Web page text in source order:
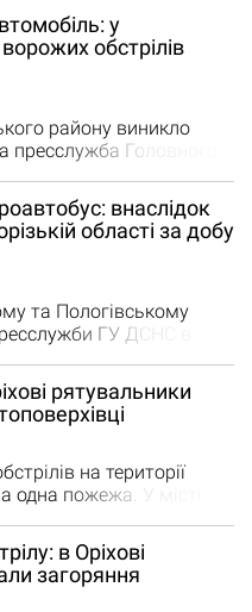
дістали поранень. У
наслідки
За першою адресою
приватного
у
обстрілів
району виникло
Головного
наслідки
однією з адрес
площею 80 кв. м. За
на площі 4 кв. м,
внаслідок
області за добу
та Пологівському
ГУ ДСНС в
підприємства
горів
площі 80 кв.м. У селі
загоряння
рятувальники
на території
одна пожежа. У місті
ліквідували пожежу
та п’ятому поверхах
будинку на загальній
в Оріхові
загоряння